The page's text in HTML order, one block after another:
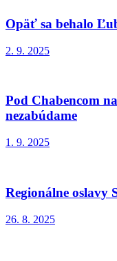
Opäť sa behalo
2. 9. 2025
Pod Chabencom
nezabúdame
1. 9. 2025
Regionálne oslavy
26. 8. 2025